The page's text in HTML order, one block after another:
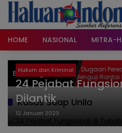
Langsung
konten
HOME
NASIONAL MITRA-
Breaking News
Di Balik Sidang Dugaan
Persidangan Menguji Rantai
Legalitas Produk, dan Hak
Layanan Medis
Kasus Suap Unila
Hukum dan Kriminal
24 Pejabat
Dilantik
12 Januari 2023